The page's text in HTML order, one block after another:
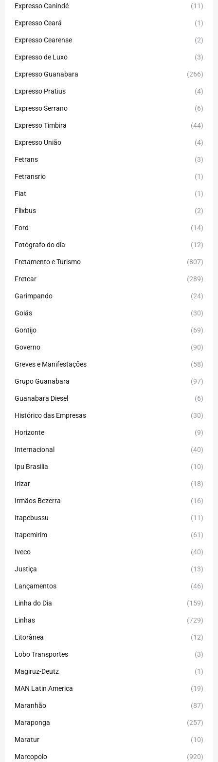
Expresso Canindé (11)
Expresso Ceará (1)
Expresso Cearense (2)
Expresso de Luxo (3)
Expresso Guanabara (266)
Expresso Pratius (4)
Expresso Serrano (6)
Expresso Timbira (44)
Expresso União (4)
Fetrans (3)
Fetransrio (1)
Fiat (1)
Flixbus (2)
Ford (14)
Fotógrafo do dia (12)
Fretamento e Turismo (807)
Fretcar (289)
Garimpando (24)
Goiás (30)
Gontijo (69)
Governo (90)
Greves e Manifestações (58)
Grupo Guanabara (97)
Guanabara Diesel (6)
Histórico das Empresas (30)
Horizonte (9)
Internacional (40)
Ipu Brasilia (10)
Irizar (18)
Irmãos Bezerra (16)
Itapebussu (11)
Itapemirim (61)
Iveco (40)
Justiça (13)
Lançamentos (46)
Linha do Dia (159)
Linhas (729)
Litorânea (12)
Lobo Transportes (3)
Magiruz-Deutz (1)
MAN Latin America (19)
Maranhão (87)
Maraponga (257)
Maratur (10)
Marcopolo (920)